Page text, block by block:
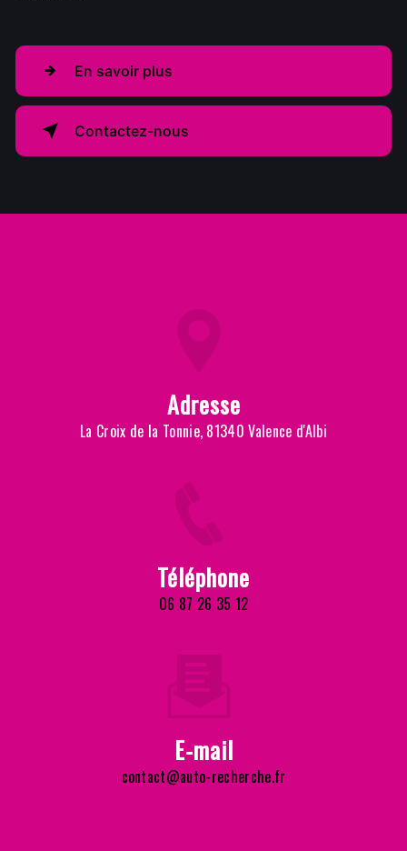
En savoir plus
Contactez-nous
Adresse
La Croix de la Tonnie, 81340 Valence d'Albi
Téléphone
06 87 26 35 12
E-mail
contact@auto-recherche.fr